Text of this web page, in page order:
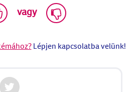
vagy
Lépjen kapcsolatba velünk!